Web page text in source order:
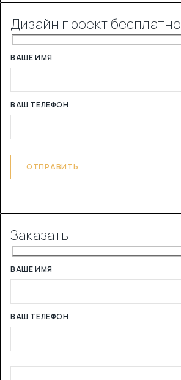
Дизайн проект бесплатно
ВАШЕ ИМЯ
ВАШ ТЕЛЕФОН
Заказать
ВАШЕ ИМЯ
ВАШ ТЕЛЕФОН